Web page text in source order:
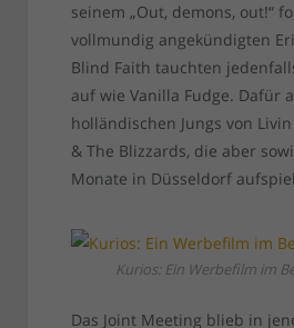
seinem „Out, demons, out!“
vollmundig angekündigten
Blind Faith tauchten
auf wie Vanilla Fudge. Dafür
holländischen Jungs von
& The Blizzards, die aber
Monate in Düsseldorf
Kurios: Ein Werbefilm im
Das Joint Meeting blieb in